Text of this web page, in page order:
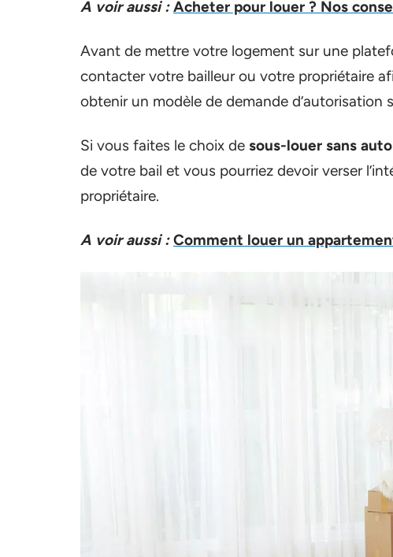
A voir aussi : Acheter pour louer ? Nos
Avant de mettre votre logement sur une
contacter votre bailleur ou votre propriétaire
obtenir un modèle de demande d’autorisation
Si vous faites le choix de sous-louer sans
de votre bail et vous pourriez devoir verser
propriétaire.
A voir aussi : Comment louer un